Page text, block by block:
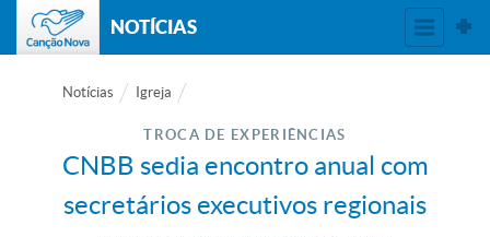
NOTÍCIAS
Notícias Igreja
TROCA DE EXPERIÊNCIAS
CNBB sedia encontro anual com
secretários executivos regionais